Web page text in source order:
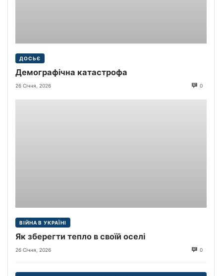
ДОСЬЄ
Демографічна катастрофа
26 Січня, 2026 0
ВІЙНА В УКРАЇНІ
Як зберегти тепло в своїй оселі
26 Січня, 2026 0